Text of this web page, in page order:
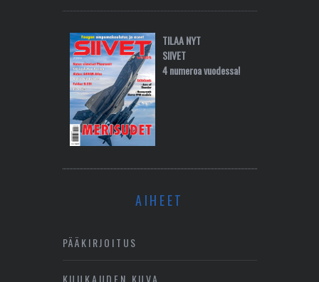
TILAA NYT
SIIVET
4 numeroa vuodessa!
AIHEET
PÄÄKIRJOITUS
KUUKAUDEN KUVA